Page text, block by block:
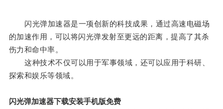
闪光弹加速器是一项创新的科技成果，通过高速电磁场
的加速作用，可以将闪光弹发射至更远的距离，提高了其杀
伤力和命中率。
这种技术不仅可以用于军事领域，还可以应用于科研、
探索和娱乐等领域。
闪光弹加速器下载安装手机版免费